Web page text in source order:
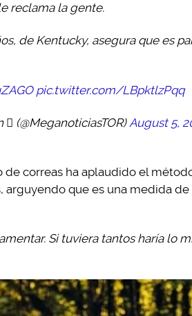
reclama la gente.
de Kentucky, asegura que es
pic.twitter.com/LBpktlzPqq
(@MeganoticiasTOR)August 5,
de correas ha aplaudido el
arguyendo que es una medida
Si tuviera tantos haría lo